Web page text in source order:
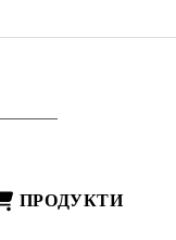
ПРОДУКТИ